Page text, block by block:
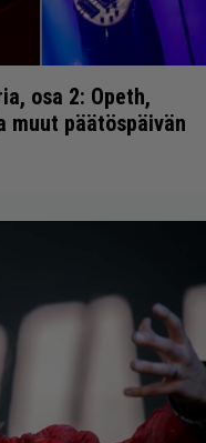
osa 2: Opeth,
muut päätöspäivän